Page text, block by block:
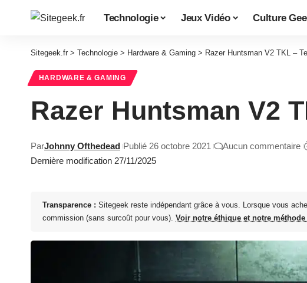
Technologie Jeux Vidéo Culture
Sitegeek.fr > Technologie > Hardware & Gaming > Razer Huntsman V2 TKL –
HARDWARE & GAMING
Razer Huntsman V2
Dernière modification 27/11/2025
ParJohnny Ofthedead Publié 26 octobre 2021 Aucun commentaire
Transparence : Sitegeek reste indépendant grâce à vous. Lorsque vous
commission (sans surcoût pour vous). Voir notre éthique et notre méthode